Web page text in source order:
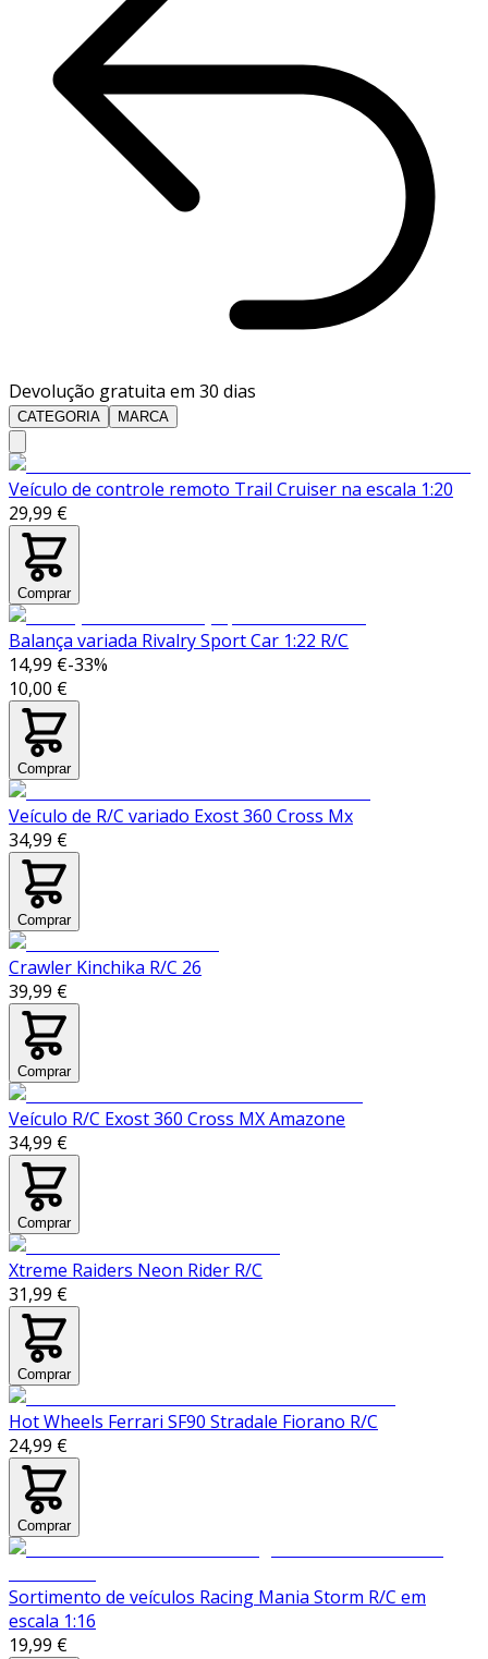
Devolução gratuita em 30 dias
CATEGORIA MARCA
Veículo de controle remoto Trail Cruiser na escala 1:20
29,99 €
Comprar
Balança variada Rivalry Sport Car 1:22 R/C
14,99 €-33%
10,00 €
Comprar
Veículo de R/C variado Exost 360 Cross Mx
34,99 €
Comprar
Crawler Kinchika R/C 26
39,99 €
Comprar
Veículo R/C Exost 360 Cross MX Amazone
34,99 €
Comprar
Xtreme Raiders Neon Rider R/C
31,99 €
Comprar
Hot Wheels Ferrari SF90 Stradale Fiorano R/C
24,99 €
Comprar
Sortimento de veículos Racing Mania Storm R/C em
escala 1:16
19,99 €